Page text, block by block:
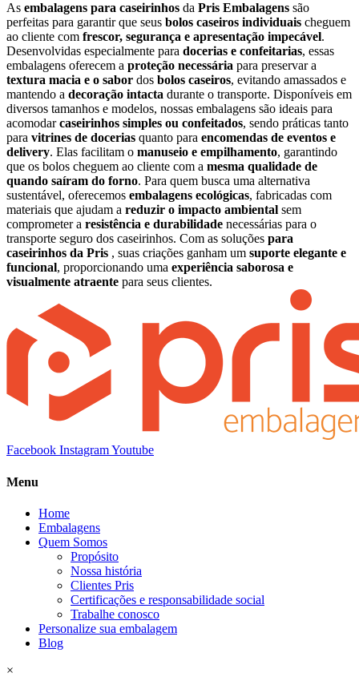
As embalagens para caseirinhos da Pris Embalagens são
perfeitas para garantir que seus bolos caseiros individuais cheguem
ao cliente com frescor, segurança e apresentação impecável.
Desenvolvidas especialmente para docerias e confeitarias, essas
embalagens oferecem a proteção necessária para preservar a
textura macia e o sabor dos bolos caseiros, evitando amassados e
mantendo a decoração intacta durante o transporte. Disponíveis em
diversos tamanhos e modelos, nossas embalagens são ideais para
acomodarcaseirinhos simples ou confeitados, sendo práticas tanto
para vitrines de docerias quanto para encomendas de eventos e
delivery. Elas facilitam o manuseio e empilhamento, garantindo
que os bolos cheguem ao cliente com a mesma qualidade de
quando saíram do forno. Para quem busca uma alternativa
sustentável, oferecemos embalagens ecológicas, fabricadas com
materiais que ajudam a reduzir o impacto ambiental sem
comprometer a resistência e durabilidade necessárias para o
transporte seguro dos caseirinhos. Com as soluções para
caseirinhos da Pris , suas criações ganham um suporte elegante e
funcional, proporcionando uma experiência saborosa e
visualmente atraente para seus clientes.
Facebook InstagramYoutube
Menu
Home
Embalagens
Quem Somos
Propósito
Nossa história
Clientes Pris
Certificações e responsabilidade social
Trabalhe conosco
Personalize sua embalagem
Blog
×